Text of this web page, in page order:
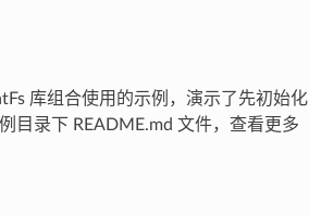
库组合使用的示例，演示了先初始化
目录下 README.md 文件，查看更多